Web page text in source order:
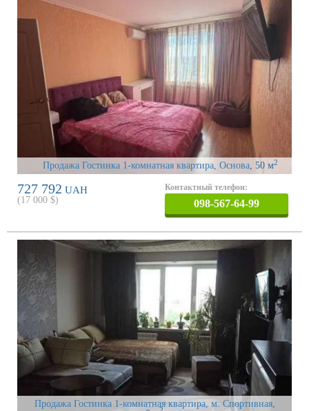
Продажа Гостинка 1-комнатная квартира, Основа , 50 м2
727 792 UAH
(17 000 $)
Контактный телефон:
098-567-64-99
Продажа Гостинка 1-комнатная квартира, м. Спортивная,